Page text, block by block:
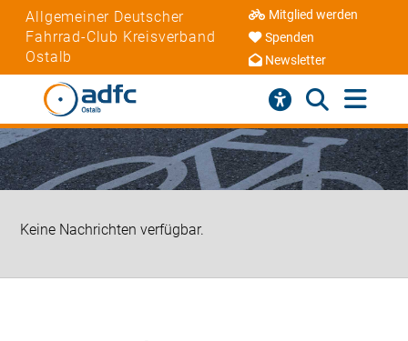
Allgemeiner Deutscher
Fahrrad-Club Kreisverband
Ostalb
Mitglied werden
Spenden
Newsletter
Keine Nachrichten verfügbar.